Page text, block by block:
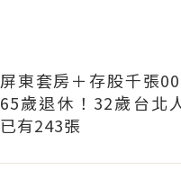
屏東套房＋存股千張
65歲退休！32歲台北
已有243張